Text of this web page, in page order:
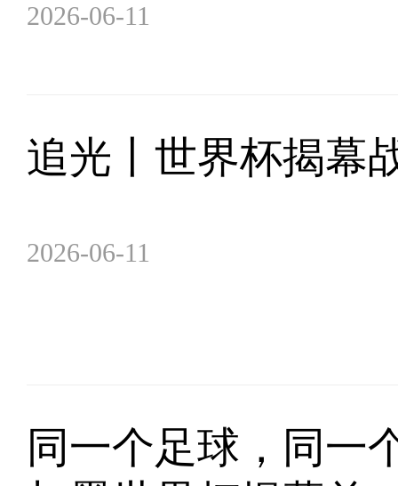
2026-06-11
追光丨世界杯揭幕
2026-06-11
同一个足球，同一